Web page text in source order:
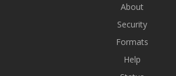
About
Security
Formats
Help